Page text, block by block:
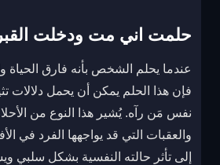
حلمت اني مت ودخلت القبر
عندما يحلم الشخص بأنه فارق الحياة
فإن هذا الحلم يمكن أن يحمل دلالات
نفس مَن رآه. يُشير هذا النوع من
والعقبات التي قد يواجهها الفرد في
إلى تأثر حالته النفسية بشكل سلبي